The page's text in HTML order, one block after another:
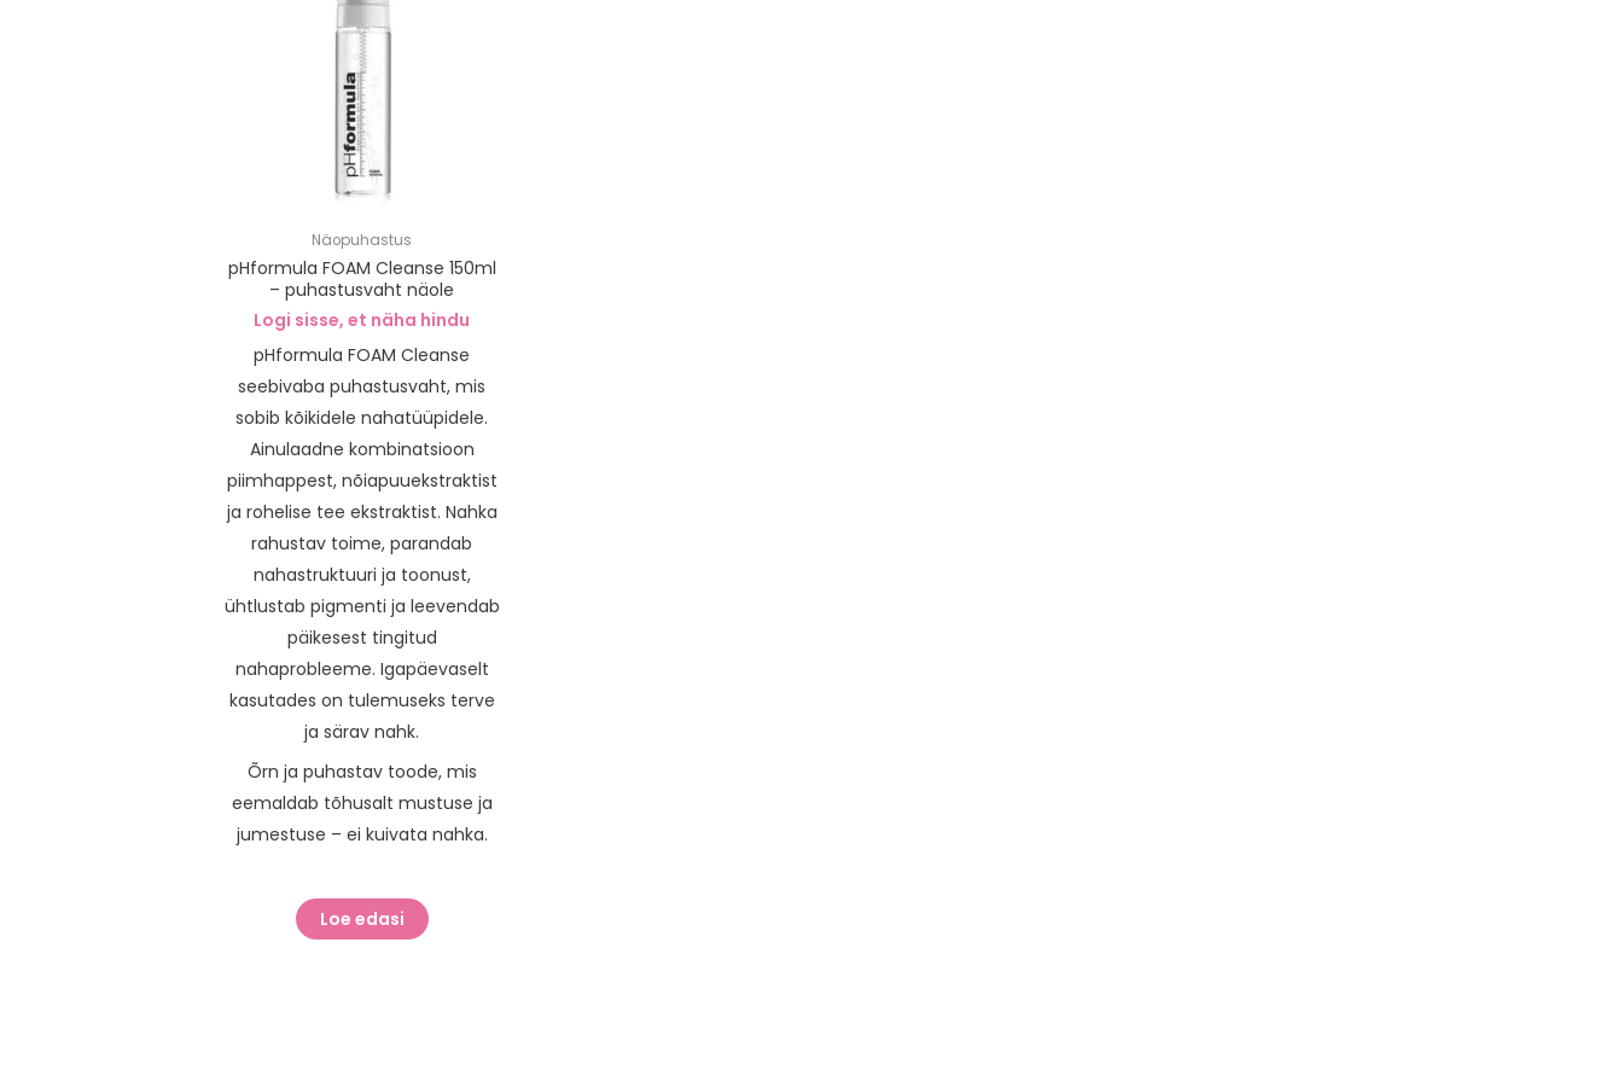
Näopuhastus
pHformula FOAM Cleanse 150ml
– puhastusvaht näole
Logi sisse, et näha hindu
pHformula FOAM Cleanse
seebivaba puhastusvaht, mis
sobib kõikidele nahatüüpidele.
Ainulaadne kombinatsioon
piimhappest, nõiapuuekstraktist
ja rohelise tee ekstraktist. Nahka
rahustav toime, parandab
nahastruktuuri ja toonust,
ühtlustab pigmenti ja leevendab
päikesest tingitud
nahaprobleeme. Igapäevaselt
kasutades on tulemuseks terve
ja särav nahk.
Õrn ja puhastav toode, mis
eemaldab tõhusalt mustuse ja
jumestuse – ei kuivata nahka.
Loe edasi